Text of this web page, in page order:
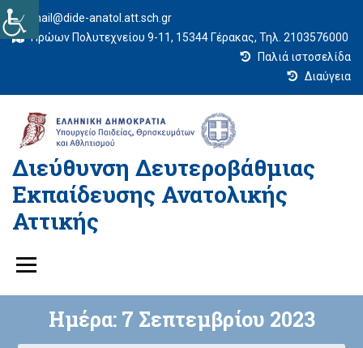
mail@dide-anatol.att.sch.gr
Ηρώων Πολυτεχνείου 9-11, 15344 Γέρακας, Τηλ. 2103576000
Παλιά ιστοσελίδα
Διαύγεια
Διεύθυνση Δευτεροβάθμιας
Εκπαίδευσης Ανατολικής
Αττικής
Ημέρα: 7 Σεπτεμβρίου 2023